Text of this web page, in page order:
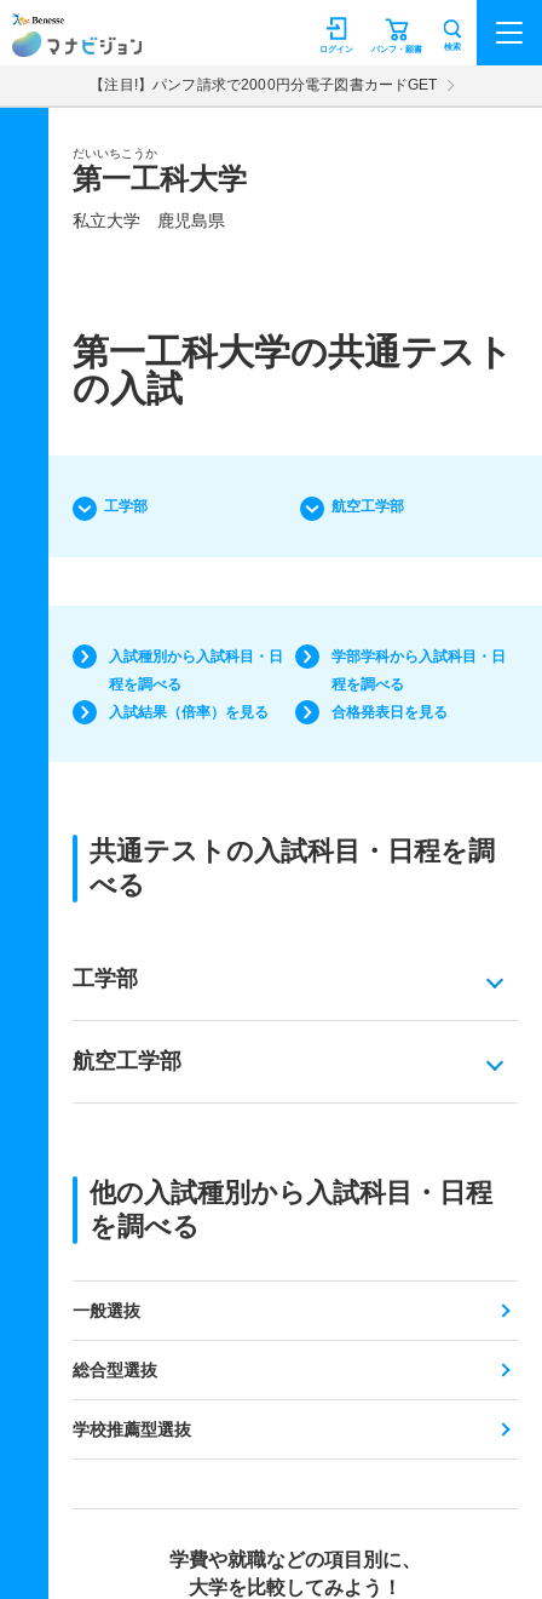
マナビジョン パンフ・願書
ログイン 検索
【注目!】パンフ請求で2000円分電子図書カードGET
だいいちこうか
第一工科大学
私立大学 鹿児島県
第一工科大学の共通テスト
の入試
工学部 航空工学部
入試種別から入試科目・日
程を調べる
学部学科から入試科目・日
程を調べる
入試結果（倍率）を見る
合格発表日を見る
共通テストの入試科目・日程を調
べる
工学部
航空工学部
他の入試種別から入試科目・日程
を調べる
一般選抜
総合型選抜
学校推薦型選抜
学費や就職などの項目別に、
大学を比較してみよう！